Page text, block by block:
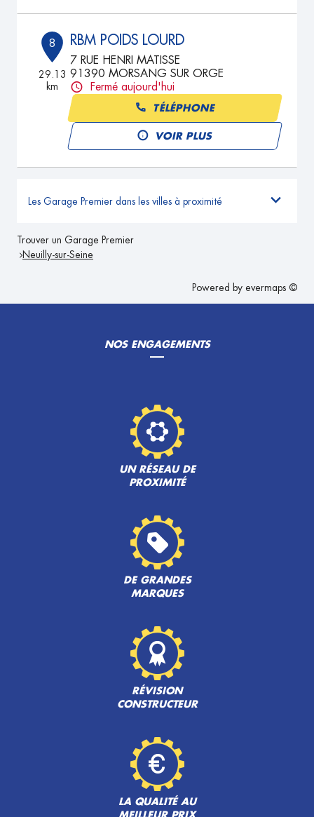
8
29.13
km
RBM POIDS LOURD
7 RUE HENRI MATISSE
91390 MORSANG SUR ORGE
Fermé aujourd'hui
TÉLÉPHONE
VOIR PLUS
Les Garage Premier dans les villes à proximité
Trouver un Garage Premier
Neuilly-sur-Seine
Powered by evermaps ©
NOS ENGAGEMENTS
UN RÉSEAU DE
PROXIMITÉ
DE GRANDES
MARQUES
RÉVISION
CONSTRUCTEUR
LA QUALITÉ AU
MEILLEUR PRIX